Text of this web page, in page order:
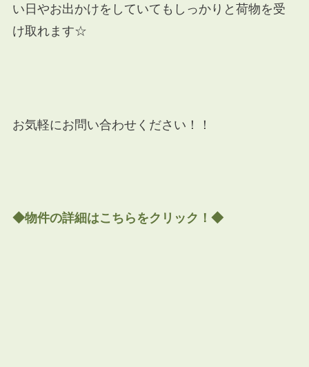
い日やお出かけをしていてもしっかりと荷物を受
け取れます☆
お気軽にお問い合わせください！！
◆物件の詳細はこちらをクリック！◆